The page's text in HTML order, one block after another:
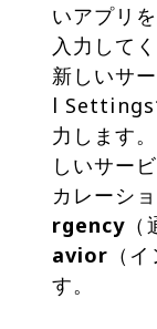
いアプリを
入力して
新しいサ
l Settings
力します
しいサー
カレーシ
rgency
avior （
す。